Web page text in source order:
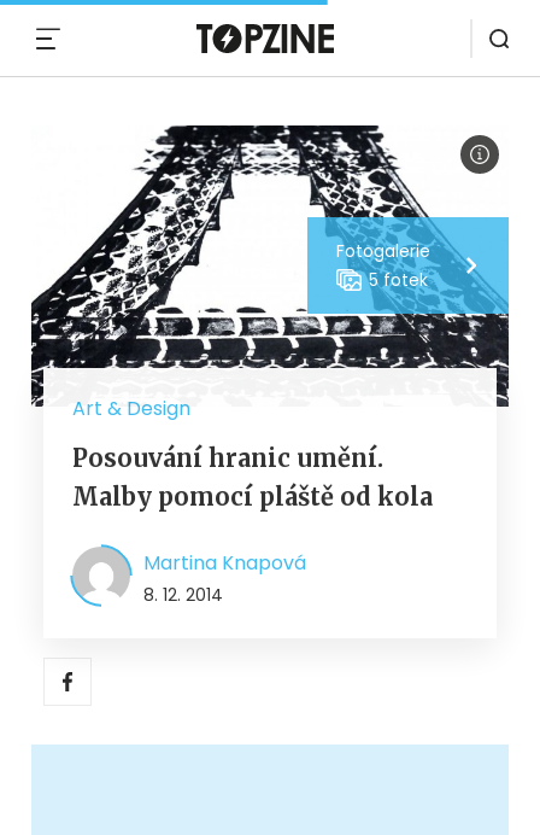
Fotogalerie
5 fotek
Art & Design
Posouvání hranic umění.
Malby pomocí pláště od kola
Martina Knapová
8. 12. 2014